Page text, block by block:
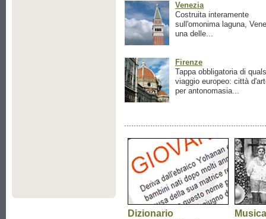
Venezia
Costruita interamente
sull'omonima laguna,
una delle...
Firenze
Tappa obbligatoria di
viaggio europeo: città
per antonomasia...
Dizionario
Musica